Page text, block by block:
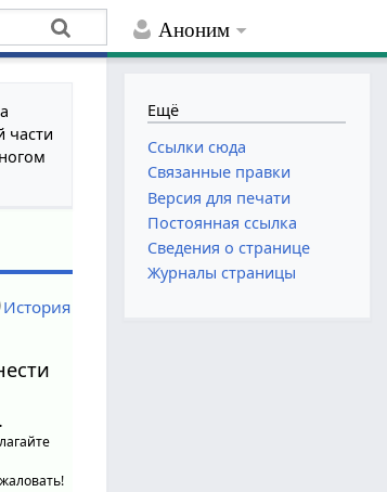
Аноним
части
История
.
Ещё
Ссылки сюда
Связанные правки
Версия для печати
Постоянная ссылка
Сведения о странице
Журналы страницы